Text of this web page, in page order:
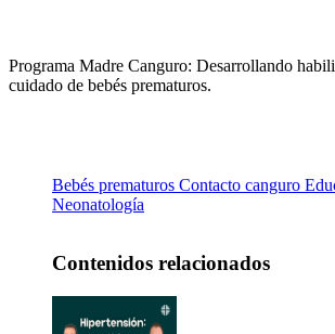
Programa Madre Canguro: Desarrollando
cuidado de bebés prematuros.
Bebés prematuros Contacto canguro
Neonatología
Contenidos relacionados